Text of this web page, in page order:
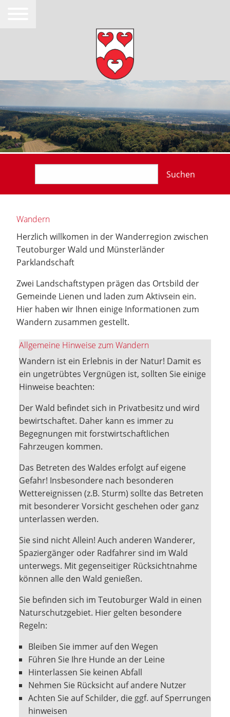
Suchen
Wandern
Herzlich willkomen in der Wanderregion zwischen
Teutoburger Wald und Münsterländer
Parklandschaft
Zwei Landschaftstypen prägen das Ortsbild der
Gemeinde Lienen und laden zum Aktivsein ein.
Hier haben wir Ihnen einige Informationen zum
Wandern zusammen gestellt.
Allgemeine Hinweise zum Wandern
Wandern ist ein Erlebnis in der Natur! Damit es
ein ungetrübtes Vergnügen ist, sollten Sie einige
Hinweise beachten:
Der Wald befindet sich in Privatbesitz und wird
bewirtschaftet. Daher kann es immer zu
Begegnungen mit forstwirtschaftlichen
Fahrzeugen kommen.
Das Betreten des Waldes erfolgt auf eigene
Gefahr! Insbesondere nach besonderen
Wettereignissen (z.B. Sturm) sollte das Betreten
mit besonderer Vorsicht geschehen oder ganz
unterlassen werden.
Sie sind nicht Allein! Auch anderen Wanderer,
Spaziergänger oder Radfahrer sind im Wald
unterwegs. Mit gegenseitiger Rücksichtnahme
können alle den Wald genießen.
Sie befinden sich im Teutoburger Wald in einen
Naturschutzgebiet. Hier gelten besondere
Regeln:
Bleiben Sie immer auf den Wegen
Führen Sie Ihre Hunde an der Leine
Hinterlassen Sie keinen Abfall
Nehmen Sie Rücksicht auf andere Nutzer
Achten Sie auf Schilder, die ggf. auf Sperrungen
hinweisen